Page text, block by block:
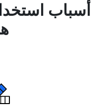
أسباب